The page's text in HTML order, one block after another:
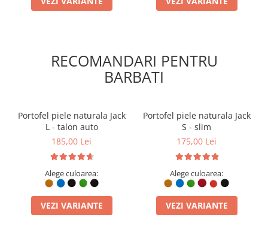
RECOMANDARI PENTRU
BARBATI
Portofel piele naturala Jack
L - talon auto
185,00 Lei
Alege culoarea:
VEZI VARIANTE
Portofel piele naturala Jack
S - slim
175,00 Lei
Alege culoarea:
VEZI VARIANTE